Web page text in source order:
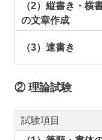
（2）縦書き・横
の文章作成
（3）速書き
② 理論試験
試験項目